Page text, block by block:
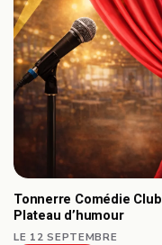
Tonnerre Comédie
Plateau d’humour
LE 12 SEPTEMBRE